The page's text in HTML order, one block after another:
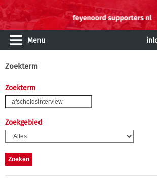
Menu
Zoekterm
Zoekterm
Zoekgebied